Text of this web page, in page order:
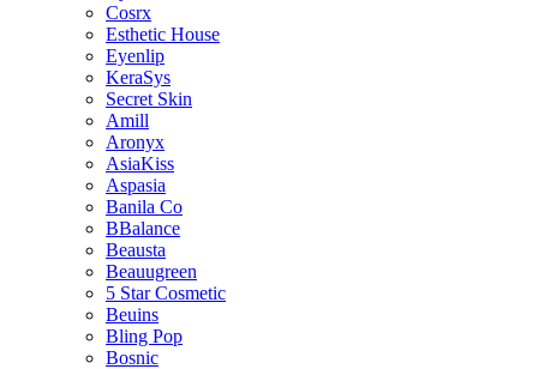
Cosrx
Esthetic House
Eyenlip
KeraSys
Secret Skin
Amill
Aronyx
AsiaKiss
Aspasia
Banila Co
BBalance
Beausta
Beauugreen
5 Star Cosmetic
Beuins
Bling Pop
Bosnic